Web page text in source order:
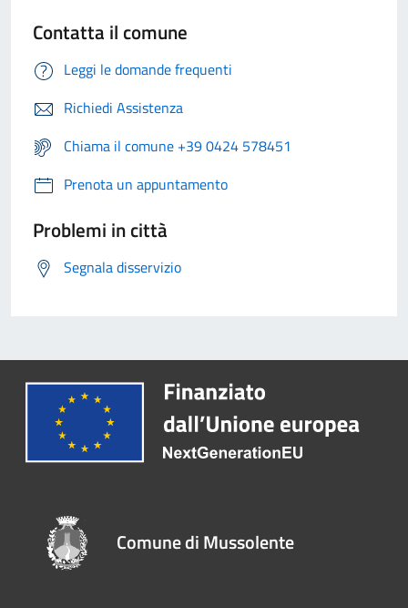
Contatta il comune
Leggi le domande frequenti
Richiedi Assistenza
Chiama il comune +39 0424 578451
Prenota un appuntamento
Problemi in città
Segnala disservizio
Comune di Mussolente